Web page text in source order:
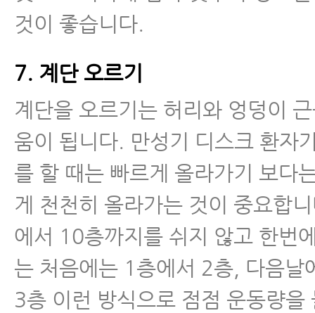
것이 좋습니다.
7. 계단 오르기
계단을 오르기는 허리와 엉덩이
움이 됩니다. 만성기 디스크 환자
를 할 때는 빠르게 올라가기 보다
게 천천히 올라가는 것이 중요합
에서 10층까지를 쉬지 않고 한번
는 처음에는 1층에서 2층, 다음날
3층 이런 방식으로 점점 운동량을